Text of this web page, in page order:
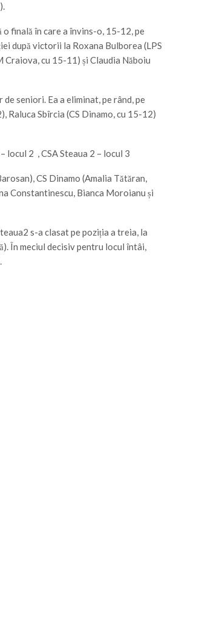
o finală în care a învins-o, 15-12, pe
după victorii la Roxana Bulborea (LPS
Craiova, cu 15-11) și Claudia Năboiu
seniori. Ea a eliminat, pe rând, pe
Raluca Sbîrcia (CS Dinamo, cu 15-12)
locul 2 , CSA Steaua 2 – locul 3
CS Dinamo (Amalia Tătăran,
Constantinescu, Bianca Moroianu și
s-a clasat pe poziția a treia, la
În meciul decisiv pentru locul întâi,